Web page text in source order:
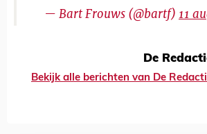
— Bart Frouws (@bartf) 11
De
Bekijk alle berichten van De